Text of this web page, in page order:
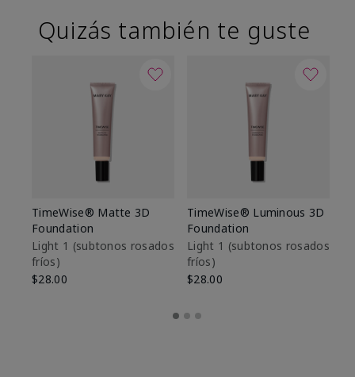
Quizás también te guste
TimeWise® Matte 3D
Foundation
Light 1​ (subtonos rosados
fríos)
$28.00
TimeWise® Luminous 3D
Foundation
Light 1​ (subtonos rosados
fríos)
$28.00